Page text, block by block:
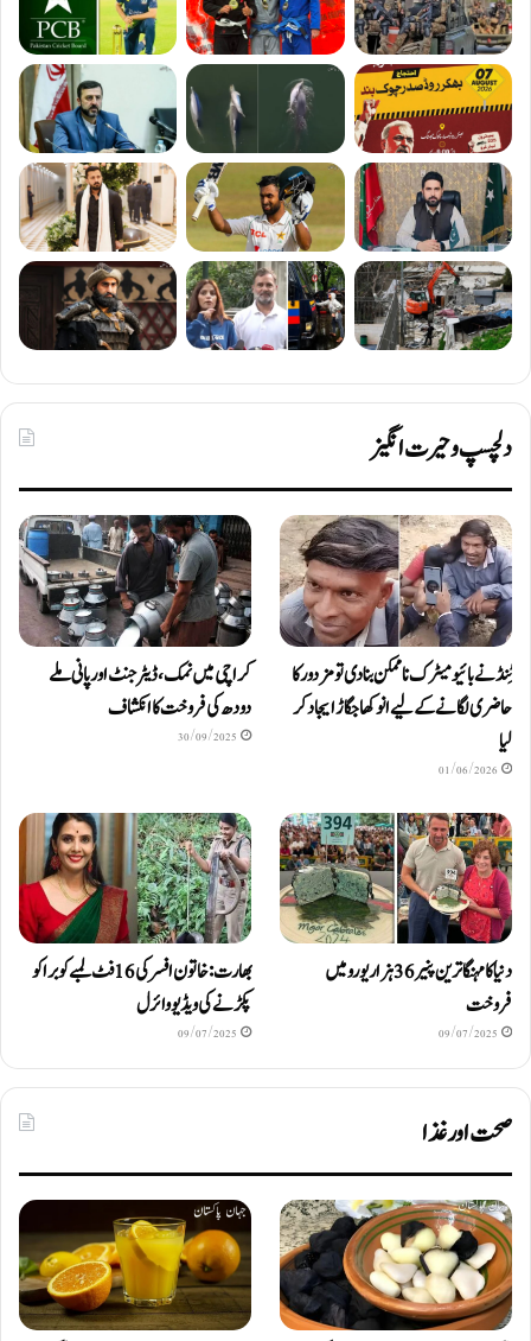
دلچسپ و حیرت انگیز
ٹِنڈ نے بائیومیٹرک ناممکن بنا دی تو مزدور کا
حاضری لگانے کے لیے انوکھا جگاڑ ایجاد کر
لیا
01/06/2026
کراچی میں نمک، ڈیٹرجنٹ اور پانی ملے
دودھ کی فروخت کا انکشاف
30/09/2025
دنیا کا مہنگا ترین پنیر 36 ہزار یورو میں
فروخت
09/07/2025
بھارت: خاتون افسر کی 16 فٹ لمبے کوبرا کو
پکڑنے کی ویڈیو وائرل
09/07/2025
صحت اور غذا